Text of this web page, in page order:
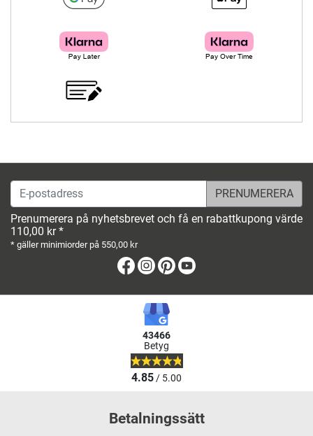
E-postadress
Prenumerera på nyhetsbrevet och få en rabattkupong värde
110,00 kr *
* gäller minimiorder på 550,00 kr
Facebook
Instagram
Pinterest
43466
Betyg
4.85/ 5.00
Betalningssätt